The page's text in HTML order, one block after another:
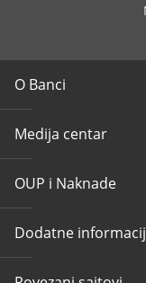
O Banci
Medija centar
OUP i Naknade
Dodatne